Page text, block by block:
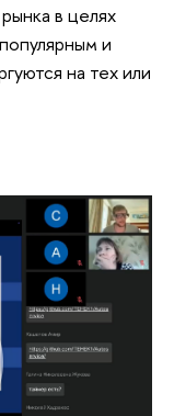
в целях
и
на тех или